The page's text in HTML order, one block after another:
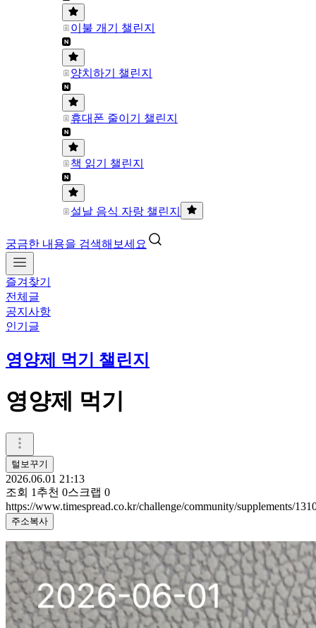
이불 개기 챌린지
양치하기 챌린지
휴대폰 줄이기 챌린지
책 읽기 챌린지
설날 음식 자랑 챌린지
궁금한 내용을 검색해보세요
즐겨찾기
전체글
공지사항
인기글
영양제 먹기 챌린지
영양제 먹기
털보꾸기
2026.06.01 21:13
조회 1 추천 0스크랩 0
https://www.timespread.co.kr/challenge/community/supplements/
주소복사